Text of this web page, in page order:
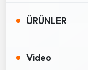
ÜRÜNLER
Video